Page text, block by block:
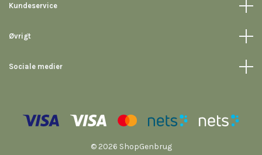
Kundeservice
Øvrigt
Sociale medier
© 2026 ShopGenbrug